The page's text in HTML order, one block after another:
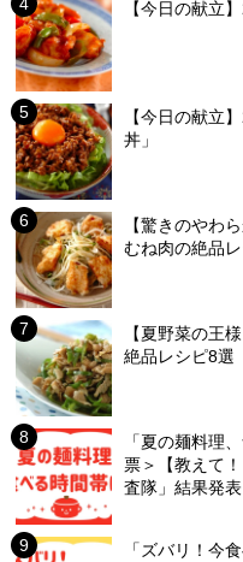
【今日の献立
【今日の献立
丼」
【驚きのやわ
むね肉の絶品
【夏野菜の王
絶品レシピ8選
「夏の麺料理
票＞【教えて
査隊」結果発表
「ズバリ！今